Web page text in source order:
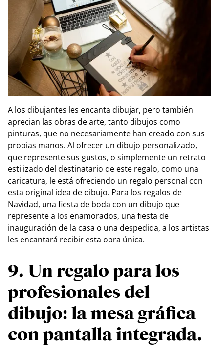
A los dibujantes les encanta dibujar, pero también
aprecian las obras de arte, tanto dibujos como
pinturas, que no necesariamente han creado con sus
propias manos. Al ofrecer un dibujo personalizado,
que represente sus gustos, o simplemente un retrato
estilizado del destinatario de este regalo, como una
caricatura, le está ofreciendo un regalo personal con
esta original idea de dibujo. Para los regalos de
Navidad, una fiesta de boda con un dibujo que
represente a los enamorados, una fiesta de
inauguración de la casa o una despedida, a los artistas
les encantará recibir esta obra única.
9. Un regalo para los
profesionales del
dibujo: la mesa gráfica
con pantalla integrada.